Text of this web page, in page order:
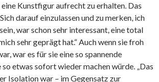
eine Kunstfigur aufrecht zu erhalten. Das
darauf einzulassen und zu merken, ich
war schon sehr interessant, eine total
sehr geprägt hat.“ Auch wenn sie froh
war es für sie eine so spannende
so etwas sofort wieder machen würde. „Das
Isolation war – im Gegensatz zur